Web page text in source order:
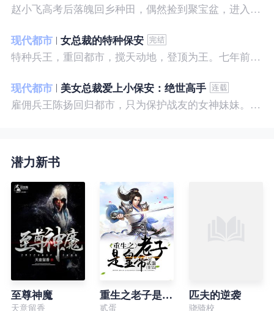
赵小飞高考后落魄回乡种田，偶然捡到聚宝盆，进入聚宝洞，从此开启了发家致富、拳打村霸、坐拥美女的桃运巅峰人生！
现代都市
女总裁的特种保安
特种兵王，重回都市，搅天动地，登顶为王。七年前，他是社会底层的小混混，七年后，他是经历过战与火考验的特种兵王。
现代都市
美女总裁爱上小保安：绝世高手
雇佣兵王陈扬回归都市，只为保护战友的女神妹妹。繁华都市里，陈扬如鱼得水，，逍遥自在。
潜力新书
至尊神魔
天意留香
重生之老子是皇帝
贰蛋
匹夫的逆袭
骁骑校